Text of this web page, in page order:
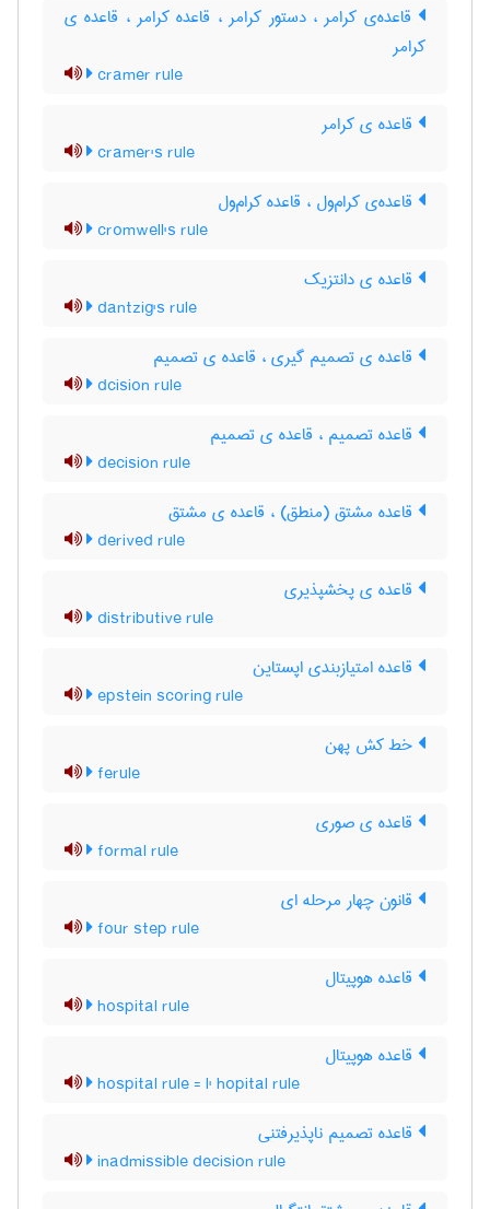
قاعده‌ی کرامر ، دستور کرامر ، قاعده کرامر ، قاعده ی
کرامر
cramer rule
قاعده ی کرامر
cramer's rule
قاعده‌ی کرام‌ول ، قاعده کرام‌ول
cromwell's rule
قاعده ی دانتزیک
dantzig's rule
قاعده ی تصمیم گیری ، قاعده ی تصمیم
dcision rule
قاعده تصمیم ، قاعده ی تصمیم
decision rule
قاعده مشتق (منطق) ، قاعده ی مشتق
derived rule
قاعده ی پخشپذیری
distributive rule
قاعده امتیازبندی اپستاین
epstein scoring rule
خط کش پهن
ferule
قاعده ی صوری
formal rule
قانون چهار مرحله ای
four step rule
قاعده هوپیتال
hospital rule
قاعده هوپیتال
hospital rule = l' hopital rule
قاعده تصمیم ناپذیرفتنی
inadmissible decision rule